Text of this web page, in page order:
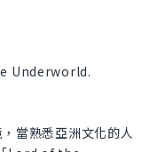
Underworld.
當熟悉亞洲文化的人